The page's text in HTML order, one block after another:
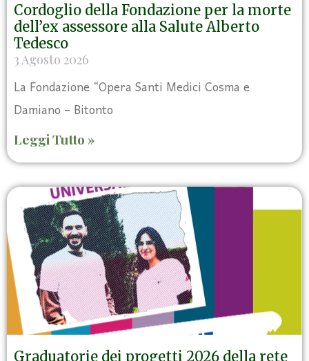
Cordoglio della Fondazione per la morte
dell’ex assessore alla Salute Alberto
Tedesco
3 Agosto 2026
La Fondazione “Opera Santi Medici Cosma e
Damiano – Bitonto
Leggi Tutto »
Graduatorie dei progetti 2026 della rete